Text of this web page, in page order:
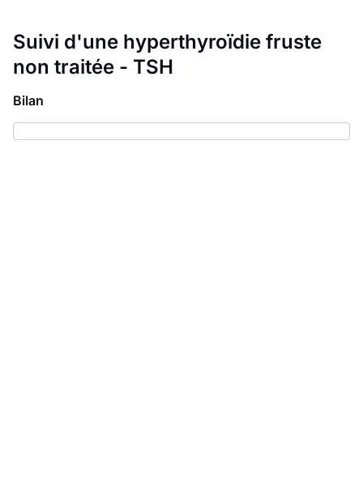
Suivi d'une hyperthyroïdie fruste
non traitée - TSH
Bilan